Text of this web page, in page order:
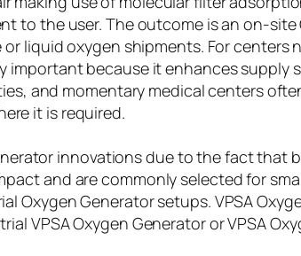
to the user. The outcome is an on-
oxygen shipments. For centers
because it enhances supply
and momentary medical centers
it is required.
innovations due to the fact that
and are commonly selected for
Oxygen Generator setups. VPSA
VPSA Oxygen Generator or VPSA